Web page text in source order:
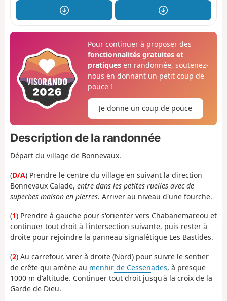
Pour continuer à proposer des
fonctionnalités gratuites et
pratiquesen randonnée, soutenez-
nous en donnant un petit coup de
pouce !
Je donne un coup de pouce
Description de la randonnée
Départ du village de Bonnevaux.
(D/A) Prendre le centre du village en suivant la direction
Bonnevaux Calade, entre dans les petites ruelles avec de
superbes maison en pierres. Arriver au niveau d'une fourche.
(1) Prendre à gauche pour s'orienter vers Chabanemareou et
continuer tout droit à l'intersection suivante, puis rester à
droite pour rejoindre la panneau signalétique Les Bastides.
(2) Au carrefour, virer à droite (Nord) pour suivre le sentier
de crête qui amène au menhir de Cessenades, à presque
1000 m d'altitude. Continuer tout droit jusqu'à la croix de la
Garde de Dieu.